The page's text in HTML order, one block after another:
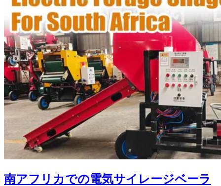
南アフリカでの電気サイレージベーラ